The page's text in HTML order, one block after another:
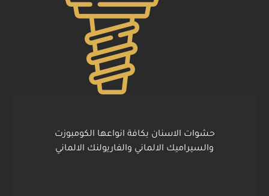
حشوات الاسنان بكافة انواعها الكومبوزت
والسيراميك الالماني والفاريولنك الالماني